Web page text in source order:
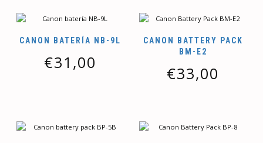
CANON BATERÍA NB-9L
€31,00
CANON BATTERY PACK
BM-E2
€33,00